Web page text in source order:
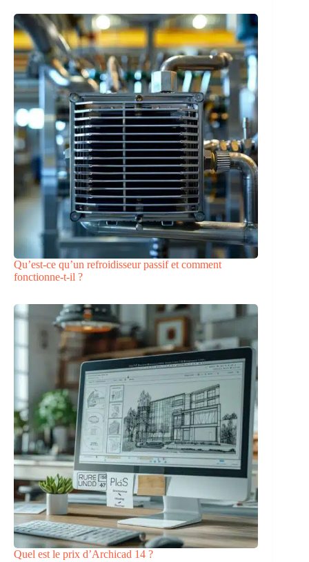
Qu’est-ce qu’un refroidisseur passif et comment
fonctionne-t-il ?
Quel est le prix d’Archicad 14 ?